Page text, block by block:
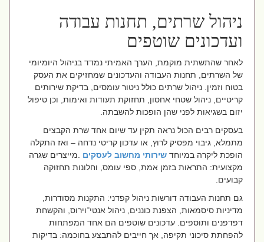
ניהול שרתים, תחנות עבודה
ועדכונים שוטפים
לאחר שהתשתית מוקמת, הערך האמיתי נמדד בניהול היומיומי
של השרתים, תחנות העבודה והעדכונים שמחזיקים את העסק
בטוח וזמין. ניהול שרתים כולל ניטור עומסים, בדיקת שירותים
קריטיים, ניהול שטחי אחסון, תחזוקת תעודות ואימות, וכן טיפול
יזום בשגיאות לפני שהן הופכות להשבתה.
בעסקים רבים הכול נראה תקין עד שיום אחד שרת הקבצים
מתמלא, גיבוי מפסיק לרוץ, או עדכון קריטי נדחה – ואז התקלה
הופכת ליקרה במיוחד
.שירותי מחשוב לעסקים מייצרים שגרה
מקצועית: התראות בזמן אמת, ספי עומס, וחלונות תחזוקה
קבועים.
גם תחנות העבודה דורשות ניהול קפדני: התקנות מסודרות,
מדיניות סיסמאות, הצפנת כוננים, ניהול אנטי־וירוס, והקשחת
דפדפנים ותוספים. עדכונים שוטפים הם אחד המפתחות
להפחתת סיכוני תקיפה, אך חייבים להתבצע בחוכמה: בדיקות